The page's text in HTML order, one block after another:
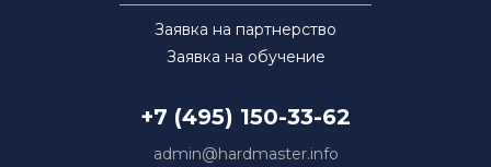
Заявка на партнерство
Заявка на обучение
+7 (495) 150-33-62
admin@hardmaster.info